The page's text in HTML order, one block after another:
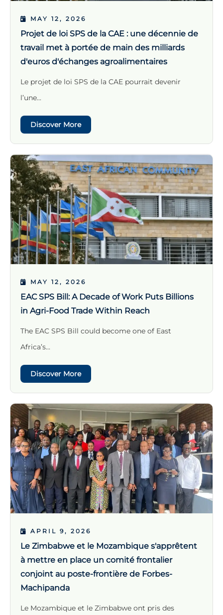
MAY 12, 2026
Projet de loi SPS de la CAE : une décennie de
travail met à portée de main des milliards
d'euros d'échanges agroalimentaires
Le projet de loi SPS de la CAE pourrait devenir
l’une...
Discover More
MAY 12, 2026
EAC SPS Bill: A Decade of Work Puts Billions
in Agri-Food Trade Within Reach
The EAC SPS Bill could become one of East
Africa’s...
Discover More
APRIL 9, 2026
Le Zimbabwe et le Mozambique s'apprêtent
à mettre en place un comité frontalier
conjoint au poste-frontière de Forbes-
Machipanda
Le Mozambique et le Zimbabwe ont pris des